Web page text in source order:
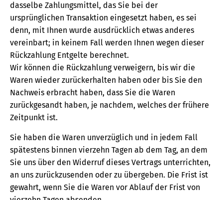
dasselbe Zahlungsmittel, das Sie bei der
ursprünglichen Transaktion eingesetzt haben, es sei
denn, mit Ihnen wurde ausdrücklich etwas anderes
vereinbart; in keinem Fall werden Ihnen wegen dieser
Rückzahlung Entgelte berechnet.
Wir können die Rückzahlung verweigern, bis wir die
Waren wieder zurückerhalten haben oder bis Sie den
Nachweis erbracht haben, dass Sie die Waren
zurückgesandt haben, je nachdem, welches der frühere
Zeitpunkt ist.
Sie haben die Waren unverzüglich und in jedem Fall
spätestens binnen vierzehn Tagen ab dem Tag, an dem
Sie uns über den Widerruf dieses Vertrags unterrichten,
an uns zurückzusenden oder zu übergeben. Die Frist ist
gewahrt, wenn Sie die Waren vor Ablauf der Frist von